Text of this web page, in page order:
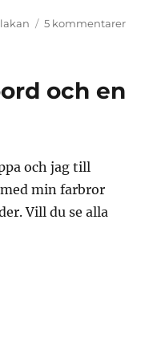
lakan 5 kommentarertill
och en
och jag till
min farbror
Vill du se alla